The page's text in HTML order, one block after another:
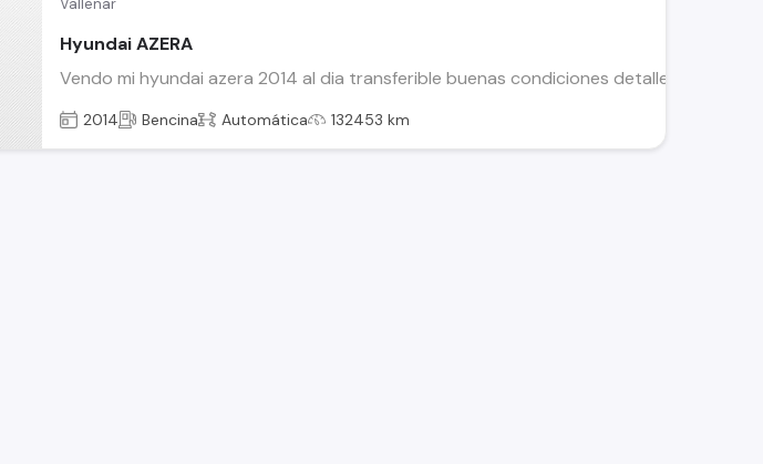
Vallenar
Hyundai AZERA
Vendo mi hyundai azera 2014 al dia transferible buenas condiciones detalles
2014 Bencina Automática 132453 km